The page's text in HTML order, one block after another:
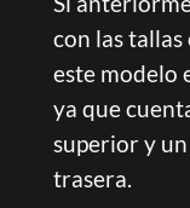
con las tallas
este modelo
ya que
superior y
trasera.